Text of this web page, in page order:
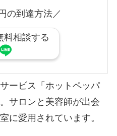
の到達方法／
料相談する
ービス「ホットペッパ
サロンと美容師が出会
に愛用されています。